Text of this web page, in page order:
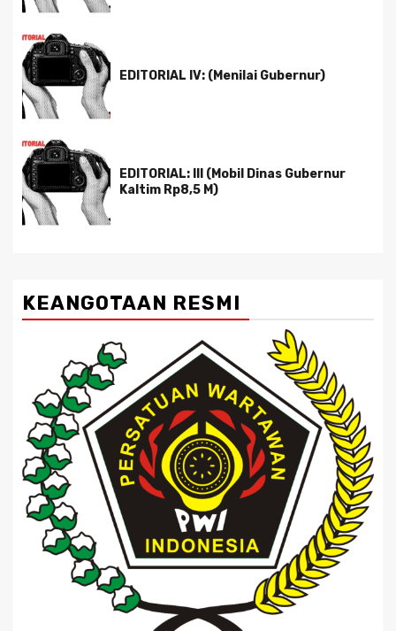
EDITORIAL IV: (Menilai Gubernur)
EDITORIAL: III (Mobil Dinas Gubernur
Kaltim Rp8,5 M)
KEANGOTAAN RESMI